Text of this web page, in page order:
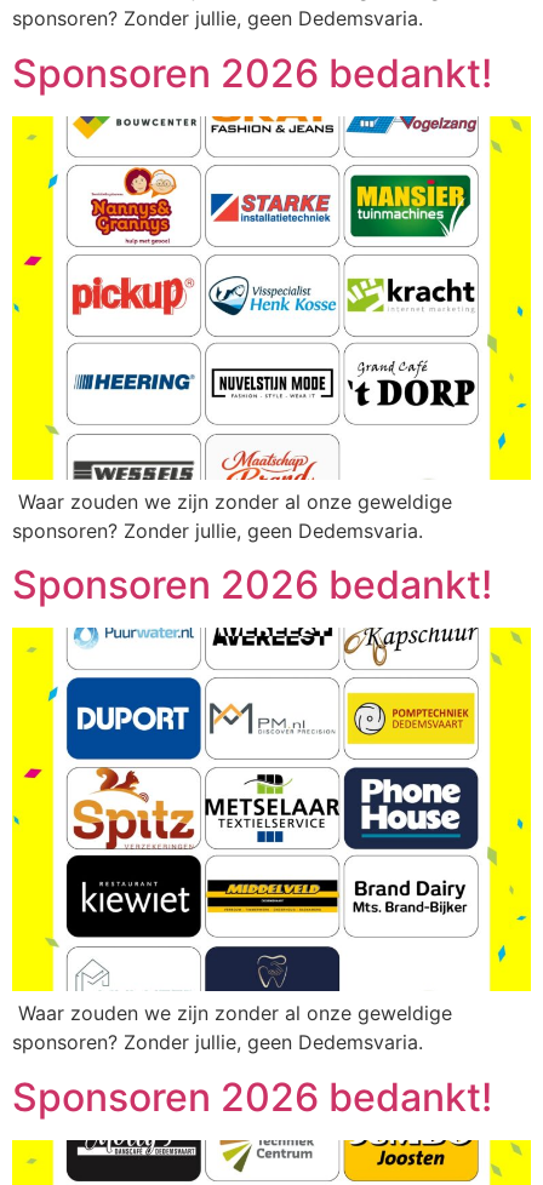
sponsoren? Zonder jullie, geen Dedemsvaria.
Sponsoren 2026 bedankt!
Waar zouden we zijn zonder al onze geweldige
sponsoren? Zonder jullie, geen Dedemsvaria.
Sponsoren 2026 bedankt!
Waar zouden we zijn zonder al onze geweldige
sponsoren? Zonder jullie, geen Dedemsvaria.
Sponsoren 2026 bedankt!